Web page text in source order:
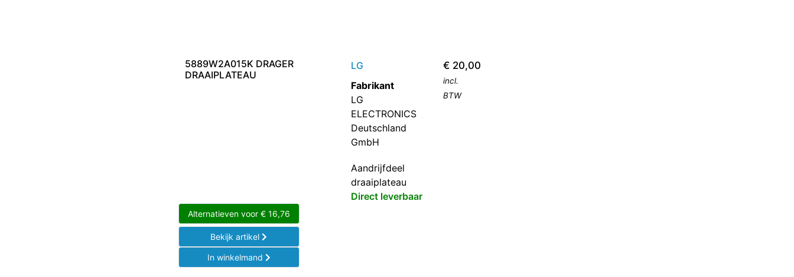
5889W2A015K DRAGER
DRAAIPLATEAU
LG
Fabrikant
LG
ELECTRONICS
Deutschland
GmbH
Aandrijfdeel
draaiplateau
Direct leverbaar
€ 20,00
incl.
BTW
Alternatieven voor €16,76
Bekijk artikel
In winkelmand